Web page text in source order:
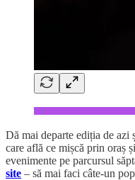
Dă mai departe ediția de
care află ce mișcă prin oraș
evenimente pe parcursul
site – să mai faci câte-un